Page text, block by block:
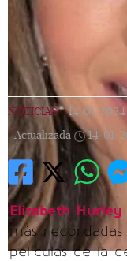
NOTICIAS | 14/01/2024
Actualizada
14/01/
Elizabeth Hurley
más
películas de la